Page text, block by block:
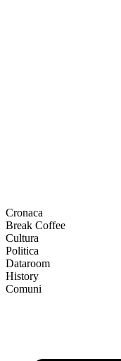
Cronaca
Break Coffee
Cultura
Politica
Dataroom
History
Comuni